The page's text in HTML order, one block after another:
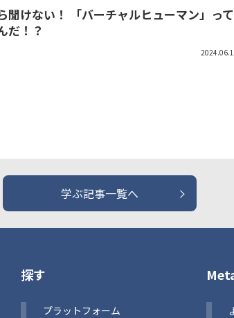
聞けない！ 「バーチャルヒューマン」って
だ！？
学ぶ記事一覧へ
探す
プラットフォーム